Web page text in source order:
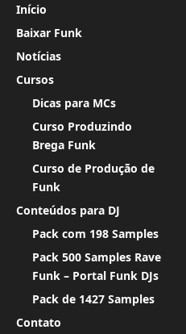
Início
Baixar Funk
Notícias
Cursos
Dicas para MCs
Curso Produzindo
Brega Funk
Curso de Produção de
Funk
Conteúdos para DJ
Pack com 198 Samples
Pack 500 Samples Rave
Funk – Portal Funk DJs
Pack de 1427 Samples
Contato